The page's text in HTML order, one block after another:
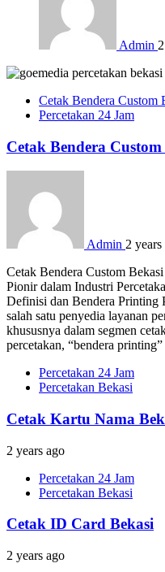
Admin
Cetak Bendera Custom
Percetakan 24 Jam
Cetak Bendera Custom
Admin 2 years
Cetak Bendera Custom
Pionir dalam Industri
Definisi dan Bendera Printing
salah satu penyedia layanan
khususnya dalam segmen
percetakan, “bendera
Percetakan 24 Jam
Percetakan Bekasi
Cetak Kartu Nama
2 years ago
Percetakan 24 Jam
Percetakan Bekasi
Cetak ID Card Bekasi
2 years ago